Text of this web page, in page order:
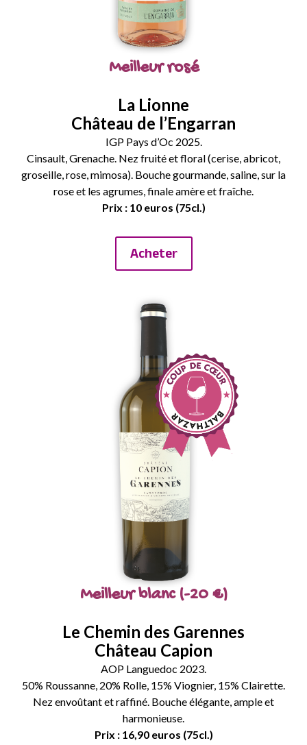
Meilleur rosé
La Lionne
Château de l’Engarran
IGP Pays d’Oc 2025.
Cinsault, Grenache. Nez fruité et floral (cerise, abricot,
groseille, rose, mimosa). Bouche gourmande, saline, sur la
rose et les agrumes, finale amère et fraîche.
Prix : 10 euros (75cl.)
Acheter
Meilleur blanc (-20 €)
Le Chemin des Garennes
Château Capion
AOP Languedoc 2023.
50% Roussanne, 20% Rolle, 15% Viognier, 15% Clairette.
Nez envoûtant et raffiné. Bouche élégante, ample et
harmonieuse.
Prix : 16,90 euros (75cl.)